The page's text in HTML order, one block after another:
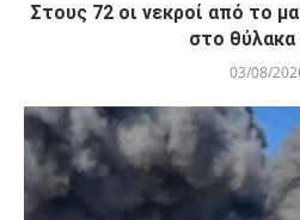
Στους 72 οι νεκροί από το
στο θύλακα
03/08/